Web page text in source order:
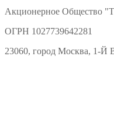
Акционерное Общество
ОГРН 1027739642281
23060, город Москва, 1-Й